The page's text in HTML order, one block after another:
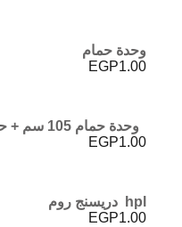
وحدة حمام
EGP1.00
وحدة حمام 105 سم + حوض
EGP1.00
hpl دريسنج روم
EGP1.00